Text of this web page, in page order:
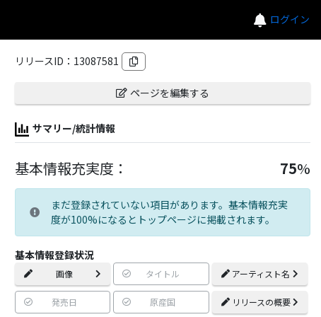
ログイン
リリースID： 13087581
ページを編集する
サマリー/統計情報
基本情報充実度： 75%
まだ登録されていない項目があります。基本情報充実
度が100%になるとトップページに掲載されます。
基本情報登録状況
画像 タイトル アーティスト名
発売日 原産国 リリースの概要